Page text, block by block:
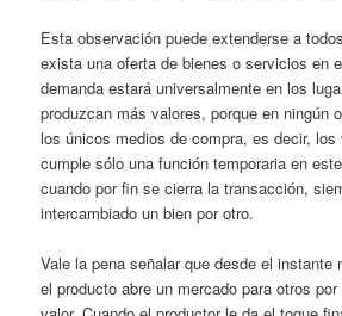
Esta observación puede extenderse a
exista una oferta de bienes o servicios en
demanda estará universalmente en los
produzcan más valores, porque en ningún
los únicos medios de compra, es decir, los
cumple sólo una función temporaria en
cuando por fin se cierra la transacción,
intercambiado un bien por otro.
Vale la pena señalar que desde el instante
el producto abre un mercado para otros